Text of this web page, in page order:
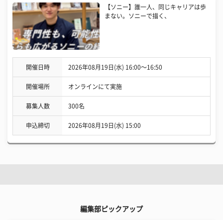
【ソニー】誰一人、同じキャリアは歩
まない。ソニーで描く、
開催日時 2026年08月19日(水) 16:00〜16:50
開催場所 オンラインにて実施
募集人数 300名
申込締切 2026年08月19日(水) 15:00
編集部ピックアップ